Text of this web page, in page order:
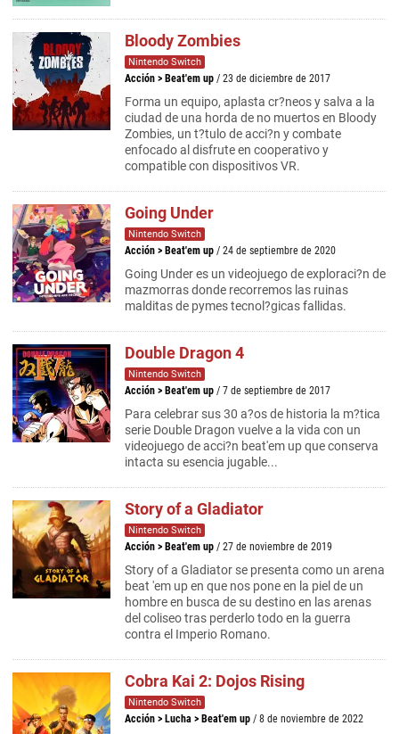
Bloody Zombies
Nintendo Switch
Acción > Beat'em up / 23 de diciembre de 2017
Forma un equipo, aplasta cr?neos y salva a la
ciudad de una horda de no muertos en Bloody
Zombies, un t?tulo de acci?n y combate
enfocado al disfrute en cooperativo y
compatible con dispositivos VR.
Going Under
Nintendo Switch
Acción > Beat'em up / 24 de septiembre de 2020
Going Under es un videojuego de exploraci?n de
mazmorras donde recorremos las ruinas
malditas de pymes tecnol?gicas fallidas.
Double Dragon 4
Nintendo Switch
Acción > Beat'em up / 7 de septiembre de 2017
Para celebrar sus 30 a?os de historia la m?tica
serie Double Dragon vuelve a la vida con un
videojuego de acci?n beat'em up que conserva
intacta su esencia jugable...
Story of a Gladiator
Nintendo Switch
Acción > Beat'em up / 27 de noviembre de 2019
Story of a Gladiator se presenta como un arena
beat 'em up en que nos pone en la piel de un
hombre en busca de su destino en las arenas
del coliseo tras perderlo todo en la guerra
contra el Imperio Romano.
Cobra Kai 2: Dojos Rising
Nintendo Switch
Acción > Lucha > Beat'em up / 8 de noviembre de 2022